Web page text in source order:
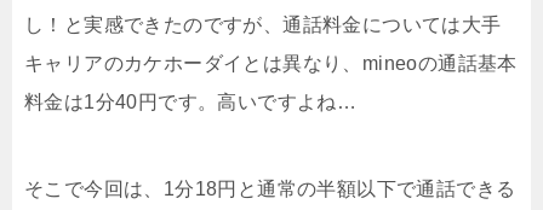
し！と実感できたのですが、通話料金については大手
キャリアのカケホーダイとは異なり、mineoの通話基本
料金は1分40円です。高いですよね…
そこで今回は、1分18円と通常の半額以下で通話できる